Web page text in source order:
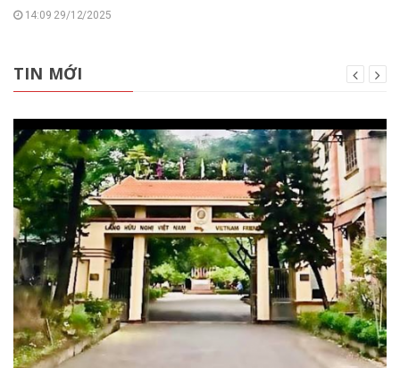
14:09 29/12/2025
TIN MỚI